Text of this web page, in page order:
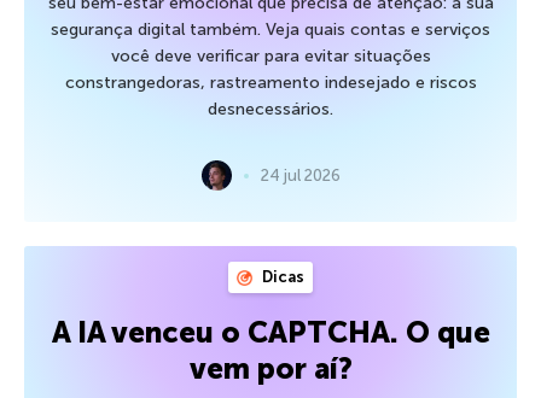
segurança digital também. Veja quais contas e serviços
você deve verificar para evitar situações
constrangedoras, rastreamento indesejado e riscos
desnecessários.
24 jul 2026
Dicas
A IA venceu o CAPTCHA. O que
vem por aí?